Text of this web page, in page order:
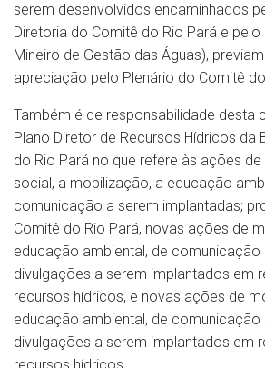
serem desenvolvidos encaminhados
Diretoria do Comitê do Rio Pará e pelo
Mineiro de Gestão das Águas),
apreciação pelo Plenário do Comitê
Também é de responsabilidade desta
Plano Diretor de Recursos Hídricos da
do Rio Pará no que refere às ações
social, a mobilização, a educação
comunicação a serem implantadas;
Comitê do Rio Pará, novas ações de
educação ambiental, de comunicação
divulgações a serem implantados em
recursos hídricos, e novas ações de
educação ambiental, de comunicação
divulgações a serem implantados em